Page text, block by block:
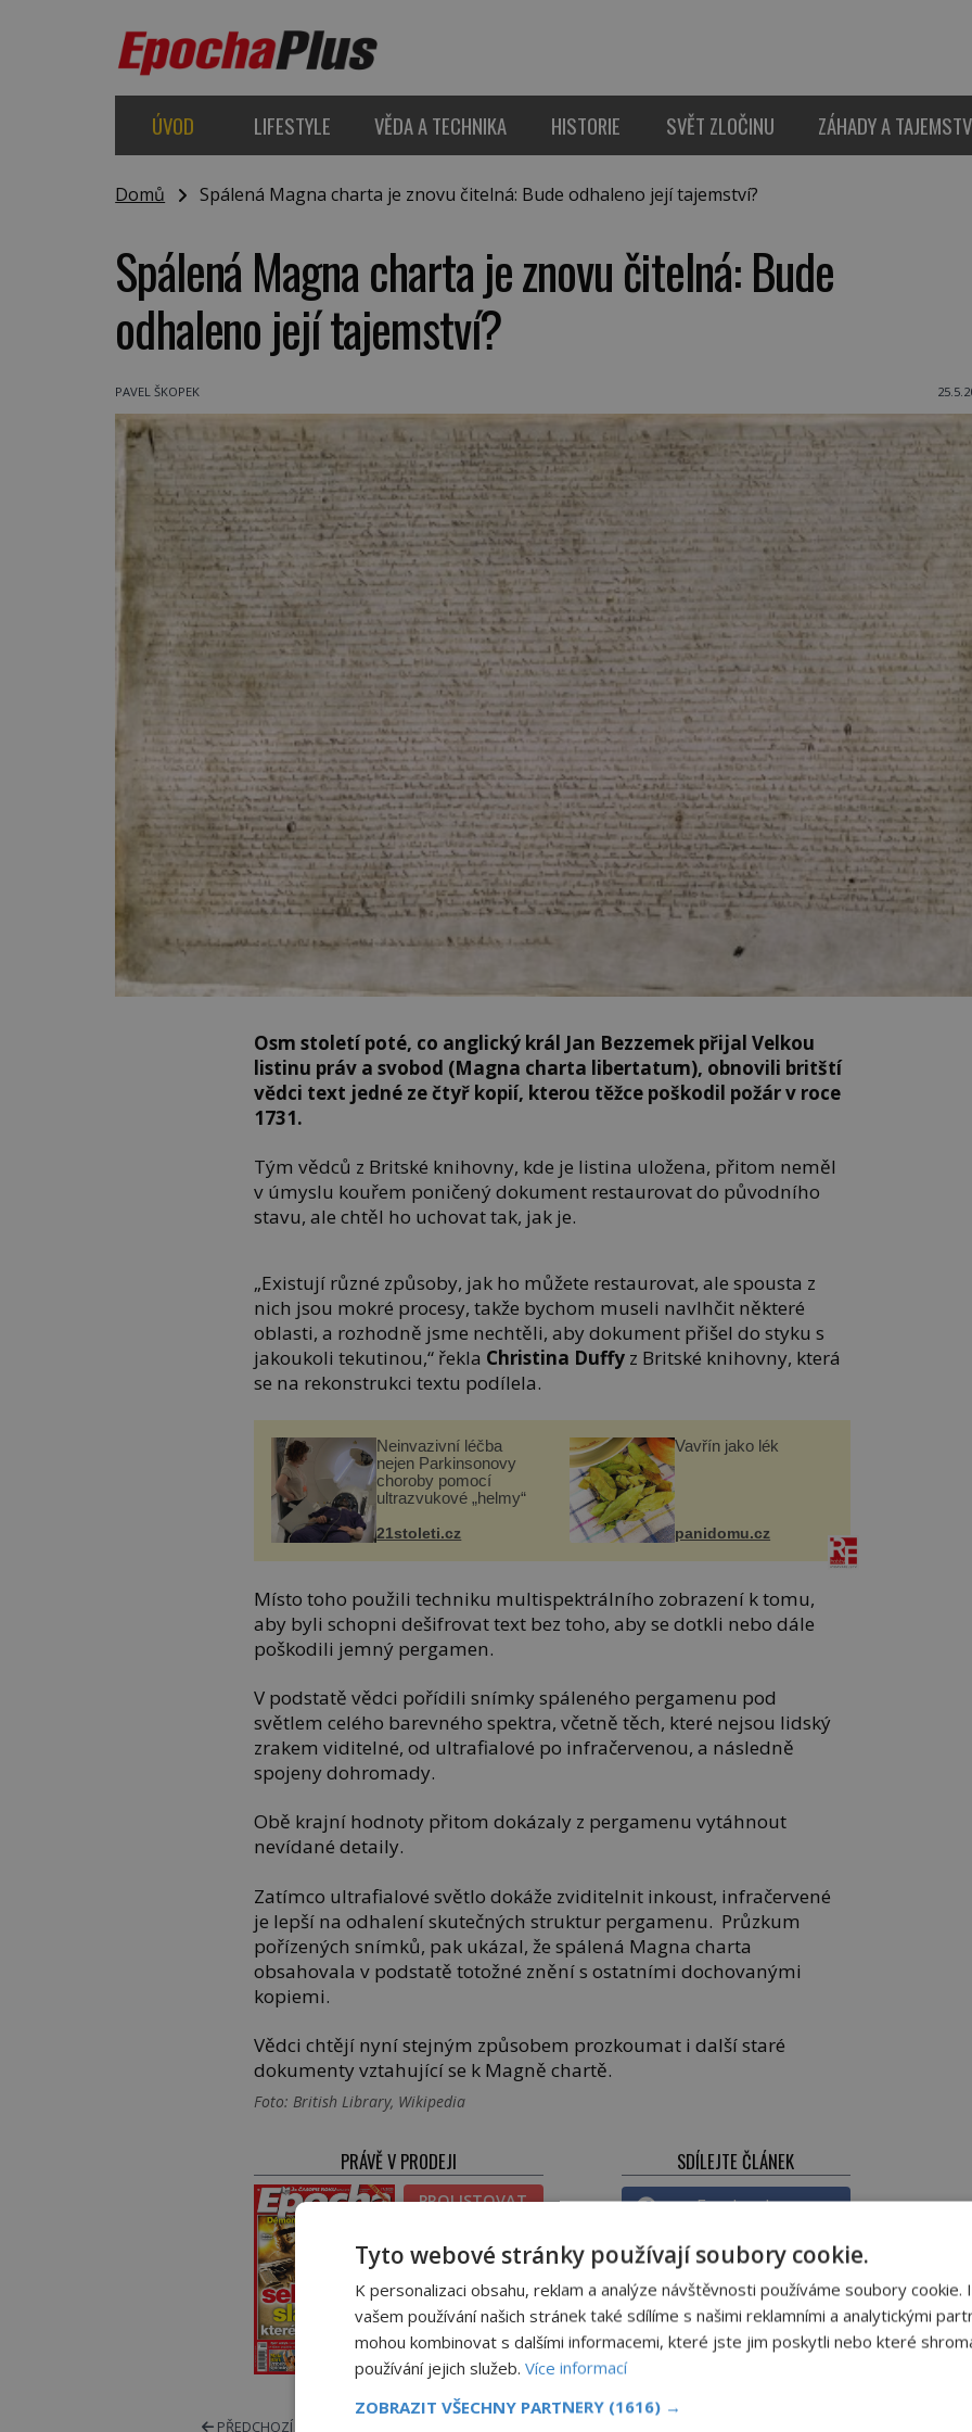
ÚVOD LIFESTYLE VĚDA A TECHNIKA HISTORIE SVĚT ZLOČINU ZÁHADY A
Domů Spálená Magna charta je znovu čitelná: Bude odhaleno její tajemství?
Spálená Magna charta je znovu čitelná: Bude
odhaleno její tajemství?
PAVEL ŠKOPEK
Osm století poté, co anglický král Jan Bezzemek přijal Velkou
listinu práv a svobod (Magna charta libertatum), obnovili britští
vědci text jedné ze čtyř kopií, kterou těžce poškodil požár v roce
1731.
Tým vědců z Britské knihovny, kde je listina uložena, přitom neměl
v úmyslu kouřem poničený dokument restaurovat do původního
stavu, ale chtěl ho uchovat tak, jak je.
„Existují různé způsoby, jak ho můžete restaurovat, ale spousta z
nich jsou mokré procesy, takže bychom museli navlhčit některé
oblasti, a rozhodně jsme nechtěli, aby dokument přišel do styku s
jakoukoli tekutinou,“ řekla Christina Duffy z Britské knihovny, která
se na rekonstrukci textu podílela.
Neinvazivní léčba
nejen Parkinsonovy
choroby pomocí
ultrazvukové „helmy“
21stoleti.cz
Vavřín jako lék
panidomu.cz
Místo toho použili techniku multispektrálního zobrazení k tomu,
aby byli schopni dešifrovat text bez toho, aby se dotkli nebo dále
poškodili jemný pergamen.
V podstatě vědci pořídili snímky spáleného pergamenu pod
světlem celého barevného spektra, včetně těch, které nejsou lidský
zrakem viditelné, od ultrafialové po infračervenou, a následně
spojeny dohromady.
Obě krajní hodnoty přitom dokázaly z pergamenu vytáhnout
nevídané detaily.
Zatímco ultrafialové světlo dokáže zviditelnit inkoust, infračervené
je lepší na odhalení skutečných struktur pergamenu. Průzkum
pořízených snímků, pak ukázal, že spálená Magna charta
obsahovala v podstatě totožné znění s ostatními dochovanými
kopiemi.
Vědci chtějí nyní stejným způsobem prozkoumat i další staré
dokumenty vztahující se k Magně chartě.
Foto: British Library, Wikipedia
PRÁVĚ V PRODEJI
PROLISTOVAT
PŘEDPLATNÉ
ELEKTRONICKÉ
TIŠTĚNÉ
SDÍLEJTE ČLÁNEK
Facebook
Twitter
Pinterest
Email
PŘEDCHOZÍ ČLÁNEK
Tyto webové stránky používají soubory cookie.
K personalizaci obsahu, reklam a analýze návštěvnosti používáme soubory cookie.
vašem používání našich stránek také sdílíme s našimi reklamními a analytickými
mohou kombinovat s dalšími informacemi, které jste jim poskytli nebo které
používání jejich služeb. Více informací
ZOBRAZIT VŠECHNY PARTNERY (1616) →